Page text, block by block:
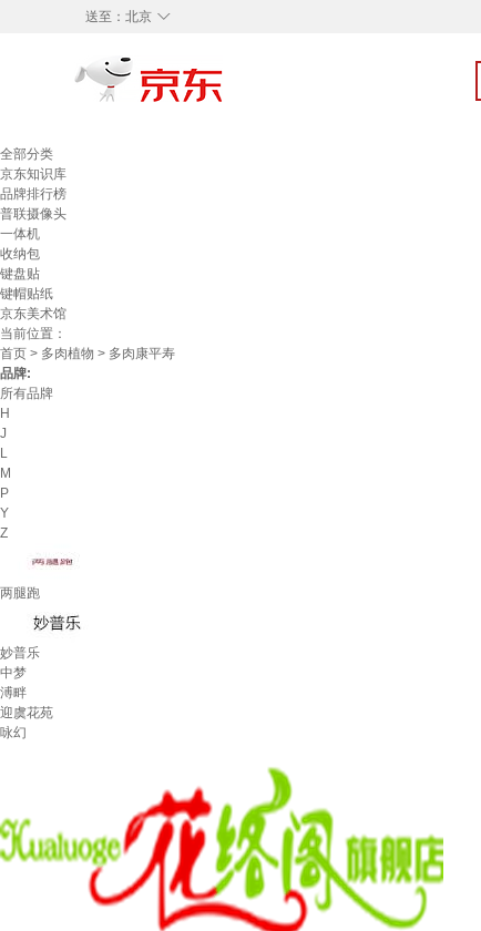
◇
送至： 北京
全部分类
京东知识库
品牌排行榜
普联摄像头
一体机
收纳包
键盘贴
键帽贴纸
京东美术馆
当前位置：
首页 > 多肉植物 > 多肉康平寿
品牌:
所有品牌
H
J
L
M
P
Y
Z
两腿跑
妙普乐
中梦
溥畔
迎虞花苑
咏幻